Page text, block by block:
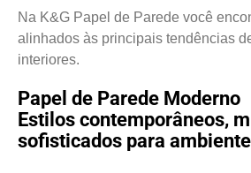
Na K&G Papel de Parede você
alinhados às principais tendências
interiores.
Papel de Parede Moderno
Estilos contemporâneos,
sofisticados para